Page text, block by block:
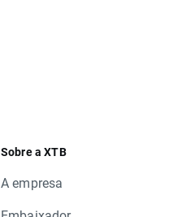
Sobre a XTB
A empresa